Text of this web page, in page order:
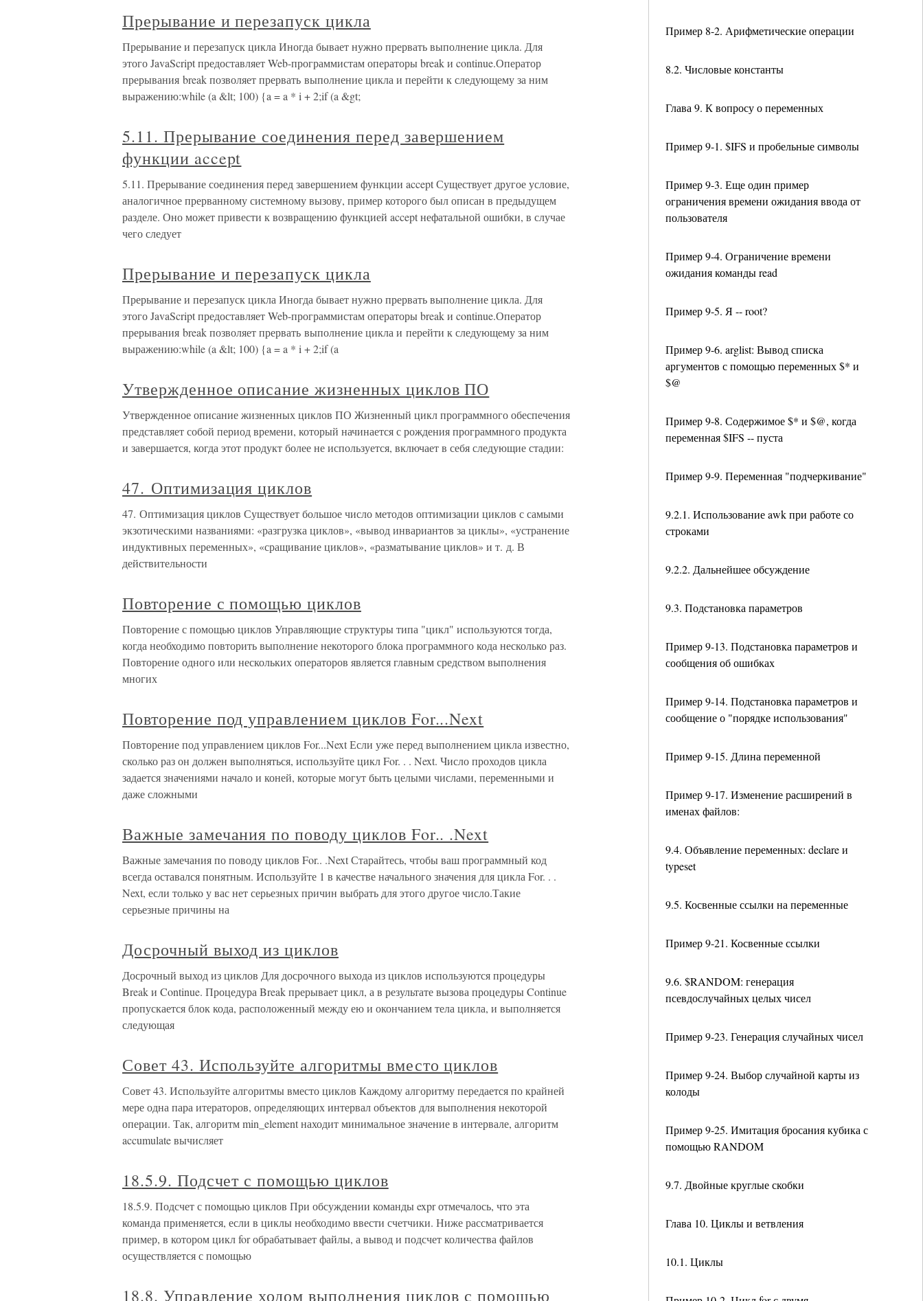
Пример 8-2. Арифметические операции
8.2. Числовые константы
Глава 9. К вопросу о переменных
Пример 9-1. $IFS и пробельные символы
Пример 9-3. Еще один пример
ограничения времени ожидания ввода от
пользователя
Пример 9-4. Ограничение времени
ожидания команды read
Пример 9-5. Я -- root?
Пример 9-6. arglist: Вывод списка
аргументов с помощью переменных $* и
$@
Пример 9-8. Содержимое $* и $@, когда
переменная $IFS -- пуста
Пример 9-9. Переменная "подчеркивание"
9.2.1. Использование awk при работе со
строками
9.2.2. Дальнейшее обсуждение
9.3. Подстановка параметров
Пример 9-13. Подстановка параметров и
сообщения об ошибках
Пример 9-14. Подстановка параметров и
сообщение о "порядке использования"
Пример 9-15. Длина переменной
Пример 9-17. Изменение расширений в
именах файлов:
9.4. Объявление переменных: declare и
typeset
9.5. Косвенные ссылки на переменные
Пример 9-21. Косвенные ссылки
9.6. $RANDOM: генерация
псевдослучайных целых чисел
Пример 9-23. Генерация случайных чисел
Пример 9-24. Выбор случайной карты из
колоды
Пример 9-25. Имитация бросания кубика с
помощью RANDOM
9.7. Двойные круглые скобки
Глава 10. Циклы и ветвления
10.1. Циклы
Прерывание и перезапуск цикла
Прерывание и перезапуск цикла Иногда бывает нужно прервать выполнение цикла. Для
этого JavaScript предоставляет Web-программистам операторы break и continue.Оператор
прерывания break позволяет прервать выполнение цикла и перейти к следующему за ним
выражению:while (a &lt; 100) {a = a * i + 2;if (a &gt;
5.11. Прерывание соединения перед завершением
функции accept
5.11. Прерывание соединения перед завершением функции accept Существует другое условие,
аналогичное прерванному системному вызову, пример которого был описан в предыдущем
разделе. Оно может привести к возвращению функцией accept нефатальной ошибки, в случае
чего следует
Прерывание и перезапуск цикла
Прерывание и перезапуск цикла Иногда бывает нужно прервать выполнение цикла. Для
этого JavaScript предоставляет Web-программистам операторы break и continue.Оператор
прерывания break позволяет прервать выполнение цикла и перейти к следующему за ним
выражению:while (a &lt; 100) {a = a * i + 2;if (a
Утвержденное описание жизненных циклов ПО
Утвержденное описание жизненных циклов ПО Жизненный цикл программного обеспечения
представляет собой период времени, который начинается с рождения программного продукта
и завершается, когда этот продукт более не используется, включает в себя следующие стадии:
47. Оптимизация циклов
47. Оптимизация циклов Существует большое число методов оптимизации циклов с самыми
экзотическими названиями: «разгрузка циклов», «вывод инвариантов за циклы», «устранение
индуктивных переменных», «сращивание циклов», «разматывание циклов» и т. д. В
действительности
Повторение с помощью циклов
Повторение с помощью циклов Управляющие структуры типа "цикл" используются тогда,
когда необходимо повторить выполнение некоторого блока программного кода несколько раз.
Повторение одного или нескольких операторов является главным средством выполнения
многих
Повторение под управлением циклов For...Next
Повторение под управлением циклов For...Next Если уже перед выполнением цикла известно,
сколько раз он должен выполняться, используйте цикл For. . . Next. Число проходов цикла
задается значениями начало и коней, которые могут быть целыми числами, переменными и
даже сложными
Важные замечания по поводу циклов For.. .Next
Важные замечания по поводу циклов For.. .Next Старайтесь, чтобы ваш программный код
всегда оставался понятным. Используйте 1 в качестве начального значения для цикла For. . .
Next, если только у вас нет серьезных причин выбрать для этого другое число.Такие
серьезные причины на
Досрочный выход из циклов
Досрочный выход из циклов Для досрочного выхода из циклов используются процедуры
Break и Continue. Процедура Break прерывает цикл, а в результате вызова процедуры Continue
пропускается блок кода, расположенный между ею и окончанием тела цикла, и выполняется
следующая
Совет 43. Используйте алгоритмы вместо циклов
Совет 43. Используйте алгоритмы вместо циклов Каждому алгоритму передается по крайней
мере одна пара итераторов, определяющих интервал объектов для выполнения некоторой
операции. Так, алгоритм min_element находит минимальное значение в интервале, алгоритм
accumulate вычисляет
18.5.9. Подсчет с помощью циклов
18.5.9. Подсчет с помощью циклов При обсуждении команды expr отмечалось, что эта
команда применяется, если в циклы необходимо ввести счетчики. Ниже рассматривается
пример, в котором цикл for обрабатывает файлы, а вывод и подсчет количества файлов
осуществляется с помощью
18.8. Управление ходом выполнения циклов с помощью